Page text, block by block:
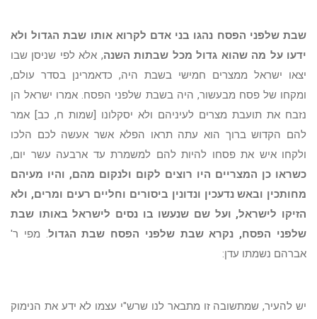
שבת שלפני הפסח נהגו בני אדם לקרוא אותו שבת הגדול ולא
ידעו על מה שהוא גדול מכל שבתות השנה, אלא לפי שניסן שבו
יצאו ישראל ממצרים חמישי בשבת היה, כדאמרינן בסדר עולם,
ומקחו של פסח מבעשור, היה בשבת שלפני הפסח. אמרו ישראל הן
נזבח את תועבת מצרים לעיניהם ולא יסקלונו [שמות ח, כב] אמר
להם הקדוש ברוך הוא עתה תראו הפלא אשר אעשה לכם הלכו
ולקחו איש את פסחו להיות להם למשמרת עד ארבעה עשר יום,
כשראו כן המצריים היו רוצים לקום ולנקום מהם, והיו מעיהם
מחותכין ובאש נדעכין ונדונין ביסורים וחליים רעים ומרים, ולא
הזיקו לישראל, ועל שם שנעשו בו נסים לישראל באותו שבת
שלפני הפסח, נקרא שבת שלפני הפסח שבת הגדול. מפי ר'
אברהם נשמתו עדן:
יש להעיר, שמתשובה זו מתבאר לנו שרש"י עצמו לא ידע את הנימוק